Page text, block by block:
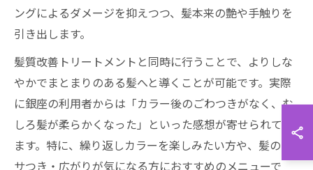
ングによるダメージを抑えつつ、髪本来の艶や手触りを
引き出します。
髪質改善トリートメントと同時に行うことで、よりしな
やかでまとまりのある髪へと導くことが可能です。実際
に銀座の利用者からは「カラー後のごわつきがなく、む
しろ髪が柔らかくなった」といった感想が寄せられてい
ます。特に、繰り返しカラーを楽しみたい方や、髪のパ
サつき・広がりが気になる方におすすめのメニューで